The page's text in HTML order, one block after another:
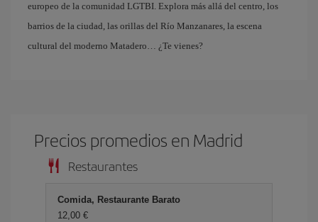
europeo de la comunidad LGTBI. Explora más allá del centro, los
barrios de la ciudad, las orillas del Río Manzanares, la escena
cultural del moderno Matadero… ¿Te vienes?
Precios promedios en Madrid
Restaurantes
Comida, Restaurante Barato
12,00 €